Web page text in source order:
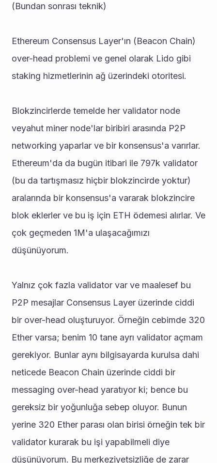
(Bundan sonrası teknik)
Ethereum Consensus Layer'ın (Beacon Chain)
over-head problemi ve genel olarak Lido gibi
staking hizmetlerinin ağ üzerindeki otoritesi.
Blokzincirlerde temelde her validator node
veyahut miner node'lar biribiri arasında P2P
networking yaparlar ve bir konsensus'a varırlar.
Ethereum'da da bugün itibari ile 797k validator
(bu da tartışmasız hiçbir blokzincirde yoktur)
aralarında bir konsensus'a vararak blokzincire
blok eklerler ve bu iş için ETH ödemesi alırlar. Ve
çok geçmeden 1M'a ulaşacağımızı
düşünüyorum.
Yalnız çok fazla validator var ve maalesef bu
P2P mesajlar Consensus Layer üzerinde ciddi
bir over-head oluşturuyor. Örneğin cebimde 320
Ether varsa; benim 10 tane ayrı validator açmam
gerekiyor. Bunlar aynı bilgisayarda kurulsa dahi
neticede Beacon Chain üzerinde ciddi bir
messaging over-head yaratıyor ki; bence bu
gereksiz bir yoğunluğa sebep oluyor. Bunun
yerine 320 Ether parası olan birisi örneğin tek bir
validator kurarak bu işi yapabilmeli diye
düşünüyorum. Bu merkeziyetsizliğe de zarar